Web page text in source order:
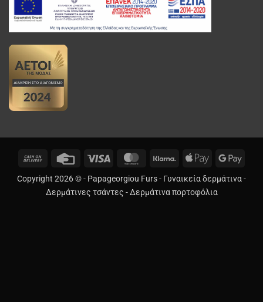
Cash
Delivery
Credit
Visa MasterCardKlarna
Apple
Copyright 2026 © - Papageorgiou Furs- Γυναικεία δερμάτινα-
Δερμάτινες τσάντες -Δερμάτινα πορτοφόλια